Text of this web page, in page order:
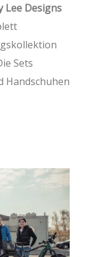
Lee Designs
Sets
Handschuhen